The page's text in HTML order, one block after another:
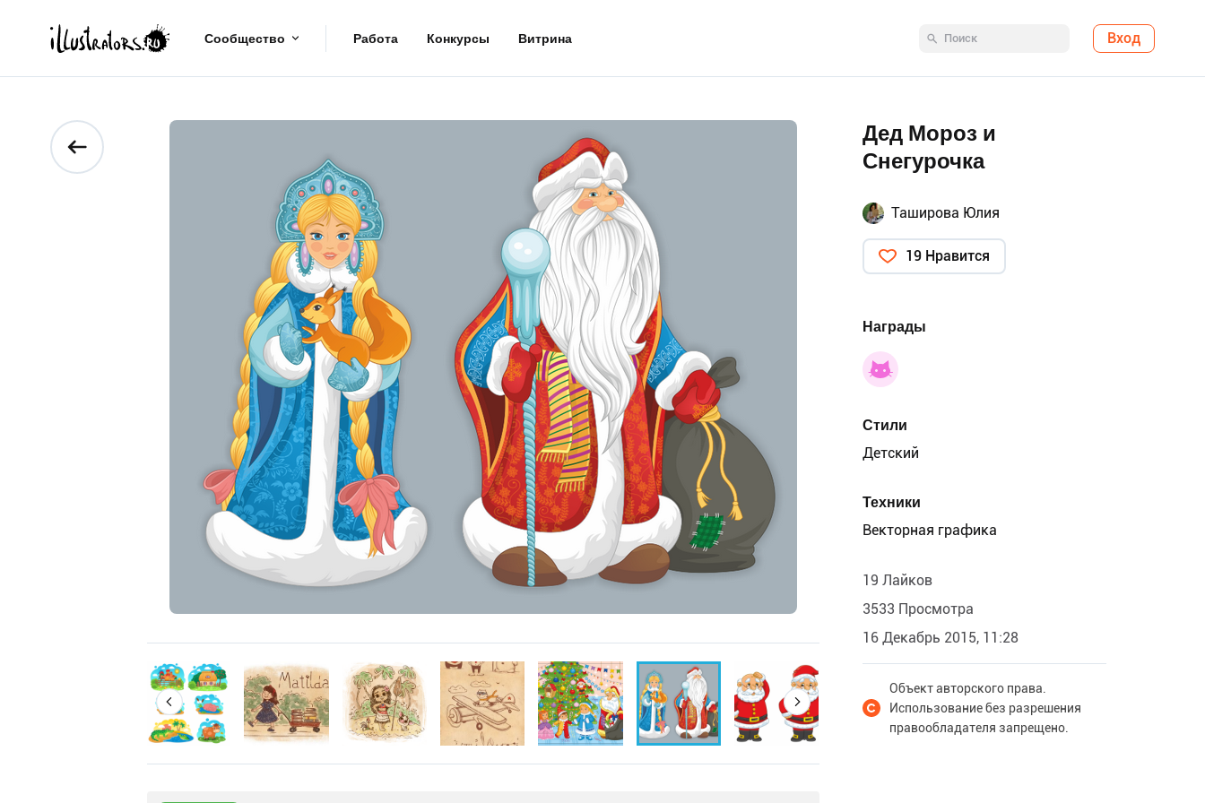
Сообщество Работа Конкурсы Витрина Вход
Дед Мороз и
Снегурочка
Таширова Юлия
19 Нравится
Награды
Стили
Детский
Техники
Векторная графика
19 Лайков
3533 Просмотра
16 Декабрь 2015, 11:28
Объект авторского права.
Использование без разрешения
правообладателя запрещено.